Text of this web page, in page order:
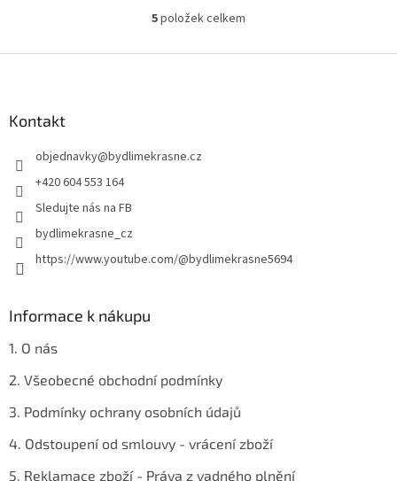
O
l
p
ý
5položek celkem
Kontakt
objednavky@bydlimekrasne.cz
+420 604 553 164
Sledujte nás na FB
bydlimekrasne_cz
https://www.youtube.com/@bydlimekrasne5694
Informace k nákupu
1. O nás
2. Všeobecné obchodní podmínky
3. Podmínky ochrany osobních údajů
4. Odstoupení od smlouvy - vrácení zboží
5. Reklamace zboží - Práva z vadného plnění